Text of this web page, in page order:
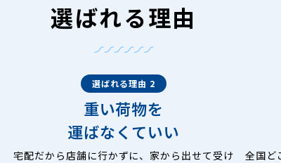
選ばれる理由
選ばれる理由 2
重い荷物を
運ばなくていい
宅配だから店舗に行かずに、家から出せて受け
全国ど